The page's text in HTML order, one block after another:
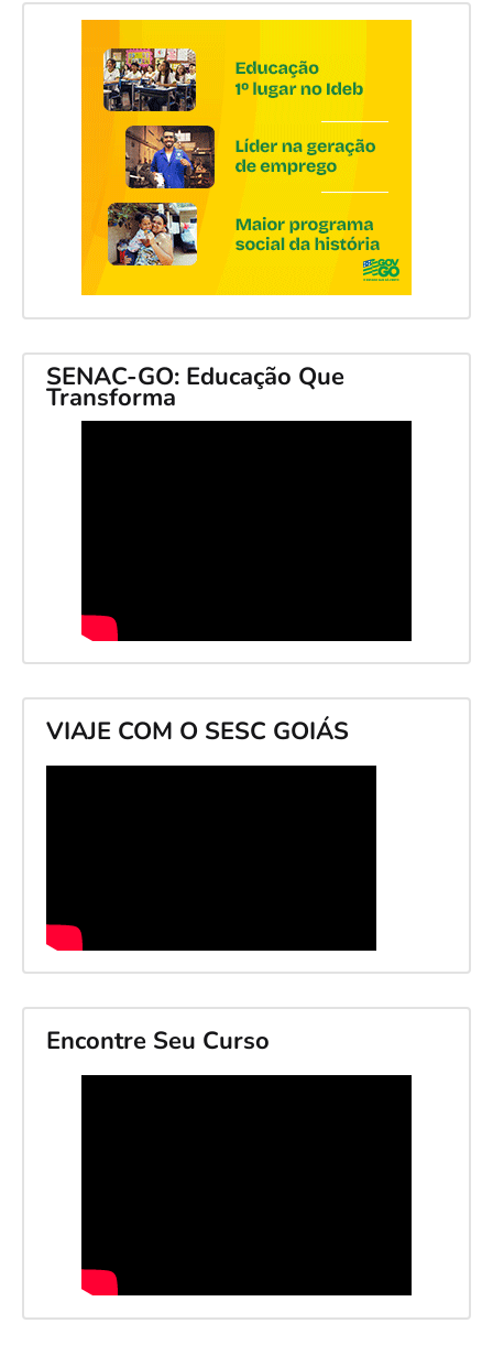
SENAC-GO: Educação Que
Transforma
VIAJE COM O SESC GOIÁS
Encontre Seu Curso